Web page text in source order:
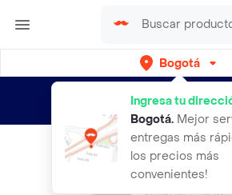
Bogotá
Ingresa tu
Bogotá. Mejor
entregas más
los precios más
convenientes!
envíos gratis por semanas